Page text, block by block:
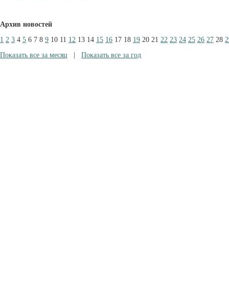
Архив новостей
1 2 3 4 5 6 7 8 9 10 11 12 13 14 15 16 17 18 19 20 21 22 23 24 25 26 27 28
Показать все за месяц
Показать все за год